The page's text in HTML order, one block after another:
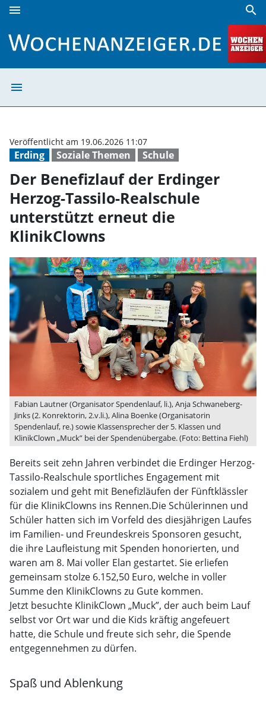
menu search
menu
Erding Soziale Themen Schule
Veröffentlicht am 19.06.2026 11:07
Der Benefizlauf der Erdinger
Herzog-Tassilo-Realschule
unterstützt erneut die
KlinikClowns
Fabian Lautner (Organisator Spendenlauf, li.), Anja Schwaneberg-
Jinks (2. Konrektorin, 2.v.li.), Alina Boenke (Organisatorin
Spendenlauf, re.) sowie Klassensprecher der 5. Klassen und
KlinikClown „Muck” bei der Spendenübergabe. (Foto: Bettina Fiehl)
Bereits seit zehn Jahren verbindet die Erdinger Herzog-
Tassilo-Realschule sportliches Engagement mit
sozialem und geht mit Benefizläufen der Fünftklässler
für die KlinikClowns ins Rennen.Die Schülerinnen und
Schüler hatten sich im Vorfeld des diesjährigen Laufes
im Familien- und Freundeskreis Sponsoren gesucht,
die ihre Laufleistung mit Spenden honorierten, und
waren am 8. Mai voller Elan gestartet. Sie erliefen
gemeinsam stolze 6.152,50 Euro, welche in voller
Summe den KlinikClowns zu Gute kommen.
Jetzt besuchte KlinikClown „Muck”, der auch beim Lauf
selbst vor Ort war und die Kids kräftig angefeuert
hatte, die Schule und freute sich sehr, die Spende
entgegennehmen zu dürfen.
Spaß und Ablenkung